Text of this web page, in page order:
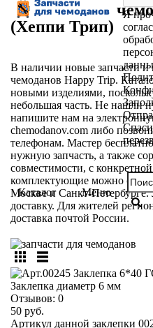
Я
Каталог Меню
Запчасти для
(Хеппи Трип)
В наличии новые запчасти
чемоданов Happy Trip.
новыми изделиями,
небольшая часть. Не нашли
напишите нам на
chemodanov.com либо
телефонам. Мастер
нужную запчасть, а также
совместимости, с
комплектующие можно
Москве и Санкт-
доставку. Для жителей
доставка почтой России.
Заклепка диаметр 6 мм
Отзывов: 0
50 руб.
Артикул данной заклепки